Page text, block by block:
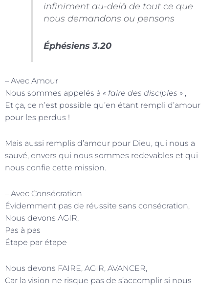
infiniment au-delà de tout ce que
nous demandons ou pensons
Éphésiens 3.20
– Avec Amour
Nous sommes appelés à « faire des disciples » ,
Et ça, ce n’est possible qu’en étant rempli d’amour
pour les perdus !
Mais aussi remplis d’amour pour Dieu, qui nous a
sauvé, envers qui nous sommes redevables et qui
nous confie cette mission.
– Avec Consécration
Évidemment pas de réussite sans consécration,
Nous devons AGIR,
Pas à pas
Étape par étape
Nous devons FAIRE, AGIR, AVANCER,
Car la vision ne risque pas de s’accomplir si nous